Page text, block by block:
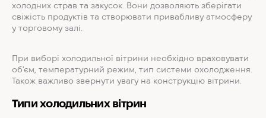
холодних страв та закусок. Вони дозволяють зберігати
свіжість продуктів та створювати привабливу атмосферу
у торговому залі.
При виборі холодильної вітрини необхідно враховувати
об'єм, температурний режим, тип системи охолодження.
Також важливо звернути увагу на конструкцію вітрини.
Типи холодильних вітрин